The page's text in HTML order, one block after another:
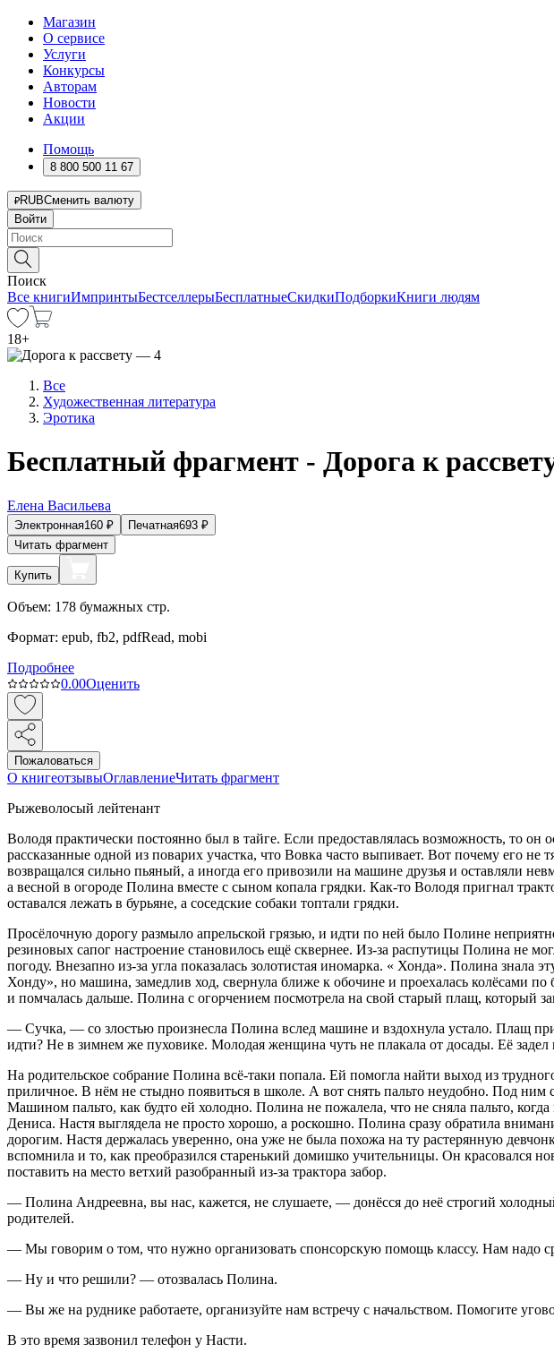
Магазин
О сервисе
Услуги
Конкурсы
Авторам
Новости
Акции
Помощь
8 800 500 11 67
RUBСменить валюту
Войти
Поиск
Все книгиИмпринтыБестселлерыБесплатныеСкидкиПодборкиКниги людям
18+
Все
Художественная литература
Эротика
Бесплатный фрагмент - Дорога к
Елена Васильева
Электронная160 ₽ Печатная693 ₽
Читать фрагмент
Купить
Объем: 178 бумажных стр.
Формат: epub, fb2, pdfRead, mobi
Подробнее
0.00Оценить
Пожаловаться
О книгеотзывыОглавлениеЧитать фрагмент
Рыжеволосый лейтенант
Володя практически постоянно был в тайге. Если предоставлялась возможность, то
рассказанные одной из поварих участка, что Вовка часто выпивает. Вот почему его
возвращался сильно пьяный, а иногда его привозили на машине друзья и оставляли
а весной в огороде Полина вместе с сыном копала грядки. Как-то Володя пригнал
оставался лежать в бурьяне, а соседские собаки топтали грядки.
Просёлочную дорогу размыло апрельской грязью, и идти по ней было Полине
резиновых сапог настроение становилось ещё сквернее. Из-за распутицы Полина не
погоду. Внезапно из-за угла показалась золотистая иномарка. « Хонда». Полина
Хонду», но машина, замедлив ход, свернула ближе к обочине и проехалась колёсами по
и помчалась дальше. Полина с огорчением посмотрела на свой старый плащ, который
— Сучка, — со злостью произнесла Полина вслед машине и вздохнула устало. Плащ
идти? Не в зимнем же пуховике. Молодая женщина чуть не плакала от досады. Её
На родительское собрание Полина всё-таки попала. Ей помогла найти выход из
приличное. В нём не стыдно появиться в школе. А вот снять пальто неудобно. Под
Машином пальто, как будто ей холодно. Полина не пожалела, что не сняла пальто,
Дениса. Настя выглядела не просто хорошо, а роскошно. Полина сразу обратила
дорогим. Настя держалась уверенно, она уже не была похожа на ту растерянную
вспомнила и то, как преобразился старенький домишко учительницы. Он красовался
поставить на место ветхий разобранный из-за трактора забор.
— Полина Андреевна, вы нас, кажется, не слушаете, — донёсся до неё строгий
родителей.
— Мы говорим о том, что нужно организовать спонсорскую помощь классу. Нам надо
— Ну и что решили? — отозвалась Полина.
— Вы же на руднике работаете, организуйте нам встречу с начальством. Помогите
В это время зазвонил телефон у Насти.